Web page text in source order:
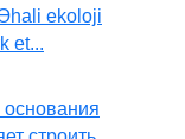
ekoloji
et...